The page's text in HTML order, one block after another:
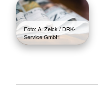
Foto: A. Zelck / DRK-
Service GmbH